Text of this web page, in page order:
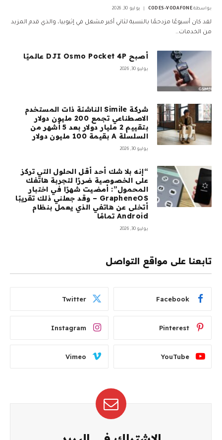
بواسطة CODES-VODAFONE يوليو 30, 2026
لقد كان أسبوعًا مزدحمًا بالنسبة لثاني أكبر مشغل في إثيوبيا، والذي قدم المزيد
من الخدمات…
أصبح DJI Osmo Pocket 4P عالميًا
يوليو 30, 2026
شركة Simile الناشئة ذات المستخدم
الاصطناعي تجمع 200 مليون دولار
بتقييم 2 مليار دولار بعد 5 أشهر من
السلسلة A بقيمة 100 مليون دولار
يوليو 30, 2026
“إنه بلا شك أحد أقل الحلول التي تركز
على الخصوصية ضررًا لتجربة هاتفك
المحمول”: أمضيت شهرًا في اختبار
GrapheneOS – وقد جعلني ذلك تقريبًا
أتخلى عن هاتفي الذي يعمل بنظام
Android تمامًا
يوليو 30, 2026
تابعنا على مواقع التواصل
Facebook
Twitter
Pinterest
Instagram
YouTube
Vimeo